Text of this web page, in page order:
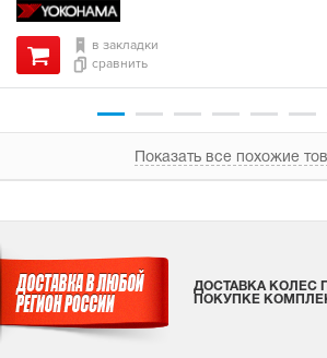
в закладки
сравнить
Показать все похожие
ДОСТАВКА КОЛЕС
ПОКУПКЕ